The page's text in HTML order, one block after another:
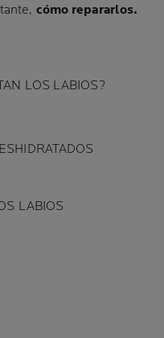
cómo repararlos.
LOS LABIOS?
LABIOS